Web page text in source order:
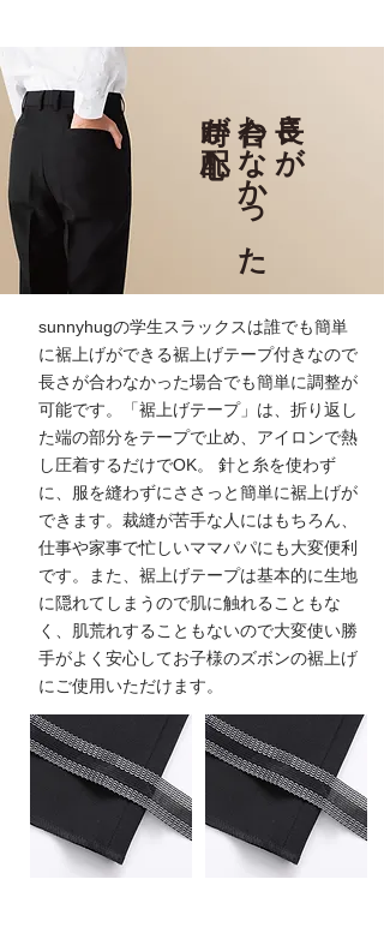
長さが
合わなかった
時が心配
sunnyhugの学生スラックスは誰でも簡単
に裾上げができる裾上げテープ付きなので
長さが合わなかった場合でも簡単に調整が
可能です。「裾上げテープ」は、折り返し
た端の部分をテープで止め、アイロンで熱
し圧着するだけでOK。 針と糸を使わず
に、服を縫わずにささっと簡単に裾上げが
できます。裁縫が苦手な人にはもちろん、
仕事や家事で忙しいママパパにも大変便利
です。また、裾上げテープは基本的に生地
に隠れてしまうので肌に触れることもな
く、肌荒れすることもないので大変使い勝
手がよく安心してお子様のズボンの裾上げ
にご使用いただけます。